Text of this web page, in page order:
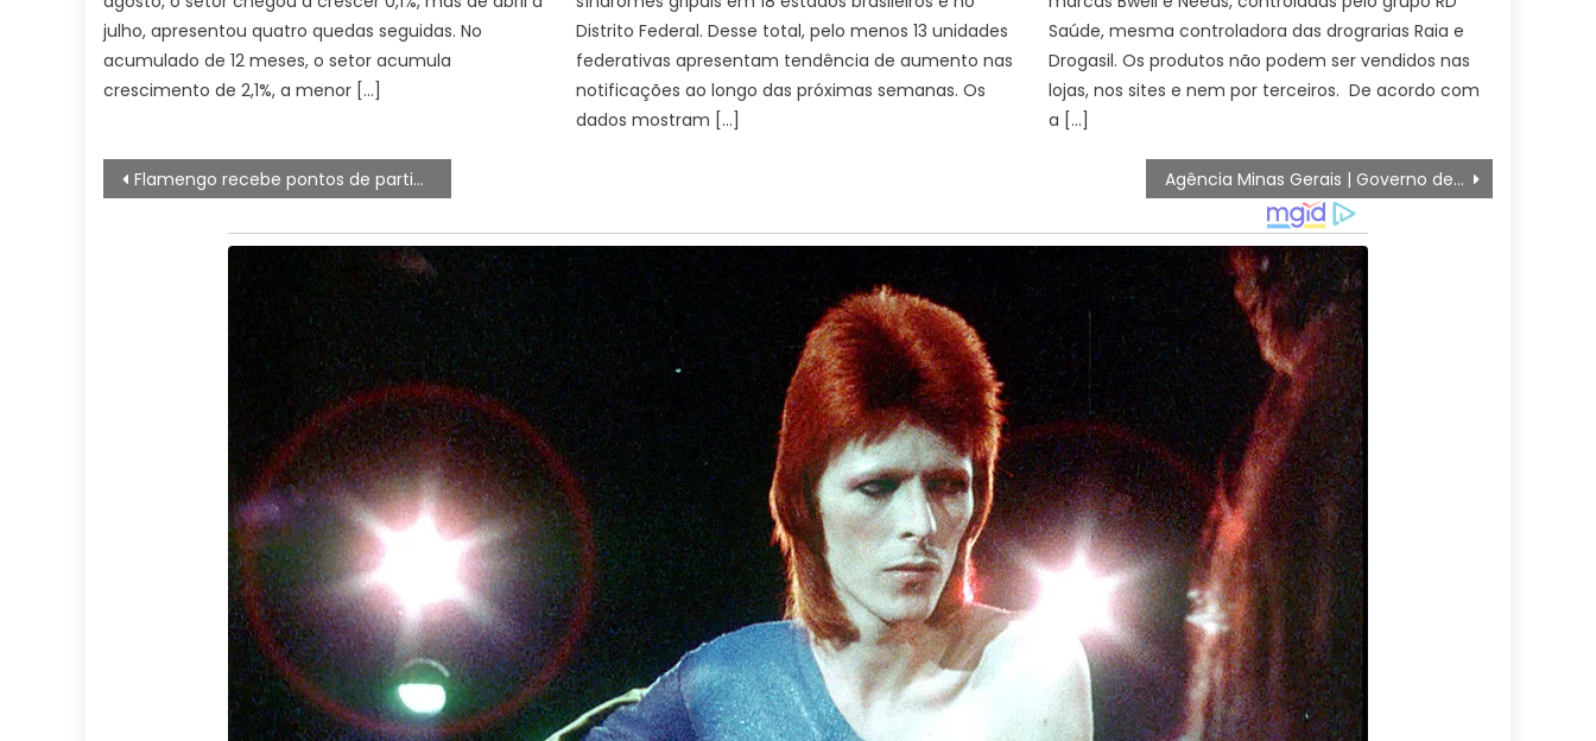
julho, apresentou quatro quedas seguidas. No
acumulado de 12 meses, o setor acumula
crescimento de 2,1%, a menor […]
Distrito Federal. Desse total, pelo menos 13 unidades
federativas apresentam tendência de aumento nas
notificações ao longo das próximas semanas. Os
dados mostram […]
Saúde, mesma controladora das drograrias Raia e
Drogasil. Os produtos não podem ser vendidos nas
lojas, nos sites e nem por terceiros. De acordo com
a […]
Navegação
de
Flamengo recebe pontos de partida da Libertadores cancelado Agência Minas Gerais | Governo de Minas participa da assinatura de protocolo de intenções do TJMG em defesa dos direitos de crianças e adolescentes